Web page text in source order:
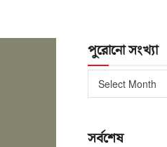
পুরোনো সংখ্যা
পুরোনো
সংখ্যা
Select Month
সর্বশেষ